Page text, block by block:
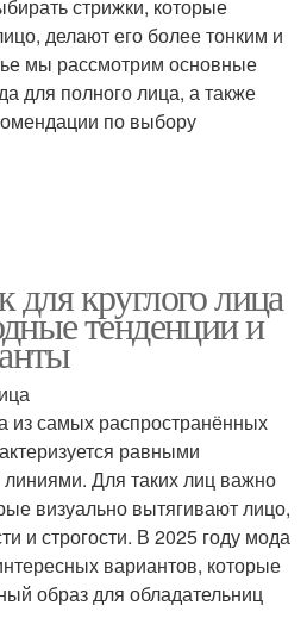
стрижки, которые
делают его более тонким и
мы рассмотрим основные
для полного лица, а также
по выбору
круглого лица
тенденции и
из самых распространённых
равными
Для таких лиц важно
визуально вытягивают лицо,
и строгости. В 2025 году мода
вариантов, которые
образ для обладательниц